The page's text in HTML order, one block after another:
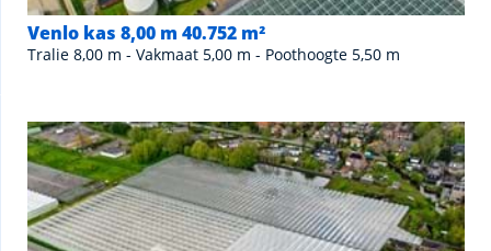
Venlo kas 8,00 m 40.752 m²
Tralie 8,00 m - Vakmaat 5,00 m - Poothoogte 5,50 m